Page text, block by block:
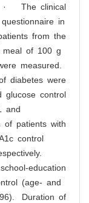
· The clinical
in
from the
meal of 100 g
measured.
were
glucose control
and
patients with
control
education
(age- and
Duration of